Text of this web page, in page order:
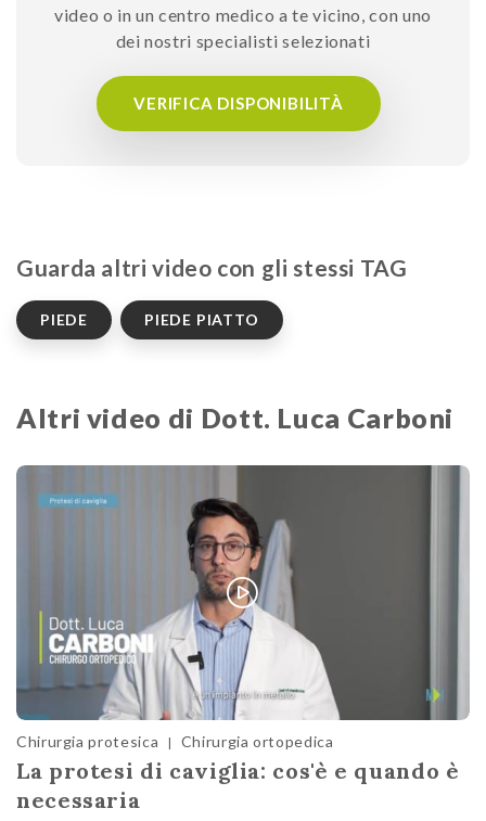
video o in un centro medico a te vicino, con uno
dei nostri specialisti selezionati
VERIFICA DISPONIBILITÀ
Guarda altri video con gli stessi TAG
PIEDE PIEDE PIATTO
Altri video di Dott. Luca Carboni
Chirurgia protesica | Chirurgia ortopedica
La protesi di caviglia: cos'è e quando è
necessaria